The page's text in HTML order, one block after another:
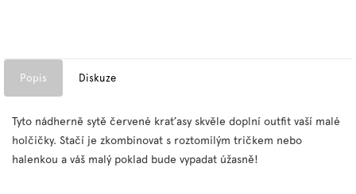
Popis Diskuze
Tyto nádherně sytě červené kraťasy skvěle doplní outfit vaší malé
holčičky. Stačí je zkombinovat s roztomilým tričkem nebo
halenkou a váš malý poklad bude vypadat úžasně!